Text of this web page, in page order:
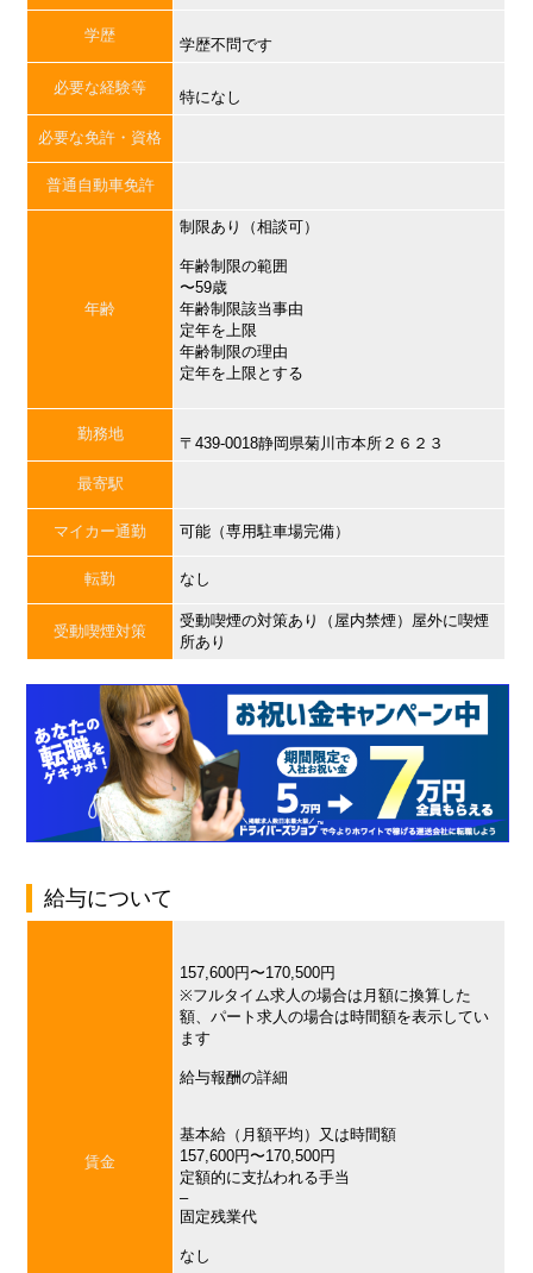
学歴
学歴不問です
必要な経験等
特になし
必要な免許・資格
普通自動車免許
年齢
制限あり（相談可）
年齢制限の範囲
〜59歳
年齢制限該当事由
定年を上限
年齢制限の理由
定年を上限とする
勤務地
〒439-0018静岡県菊川市本所２６２３
最寄駅
マイカー通勤 可能（専用駐車場完備）
転勤 なし
受動喫煙対策
受動喫煙の対策あり（屋内禁煙）屋外に喫煙
所あり
給与について
賃金
157,600円〜170,500円
※フルタイム求人の場合は月額に換算した
額、パート求人の場合は時間額を表示してい
ます
給与報酬の詳細
基本給（月額平均）又は時間額
157,600円〜170,500円
定額的に支払われる手当
–
固定残業代
なし